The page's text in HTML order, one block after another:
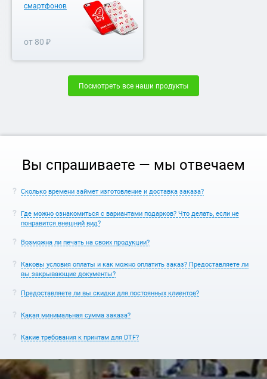
смартфонов
от 80 ₽
Посмотреть все наши продукты
Вы спрашиваете — мы отвечаем
Сколько времени займет изготовление и доставка заказа?
Где можно ознакомиться с вариантами подарков? Что делать, если не
понравится внешний вид?
Возможна ли печать на своих продукции?
Каковы условия оплаты и как можно оплатить заказ? Предоставляете ли
вы закрывающие документы?
Предоставляете ли вы скидки для постоянных клиентов?
Какая минимальная сумма заказа?
Какие требования к принтам для DTF?